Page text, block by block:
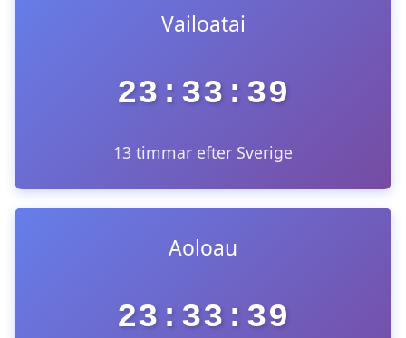
Vailoatai
23:33:39
13 timmar efter Sverige
Aoloau
23:33:39